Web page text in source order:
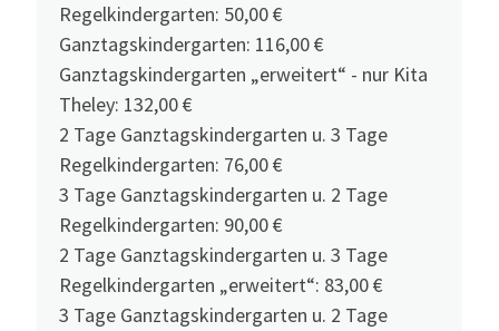
Regelkindergarten: 50,00 €
Ganztagskindergarten: 116,00 €
Ganztagskindergarten „erweitert“ - nur Kita
Theley: 132,00 €
2 Tage Ganztagskindergarten u. 3 Tage
Regelkindergarten: 76,00 €
3 Tage Ganztagskindergarten u. 2 Tage
Regelkindergarten: 90,00 €
2 Tage Ganztagskindergarten u. 3 Tage
Regelkindergarten „erweitert“: 83,00 €
3 Tage Ganztagskindergarten u. 2 Tage